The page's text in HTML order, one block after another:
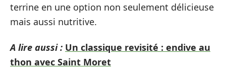
terrine en une option non seulement délicieuse
mais aussi nutritive.
A lire aussi : Un classique revisité : endive au
thon avec Saint Moret